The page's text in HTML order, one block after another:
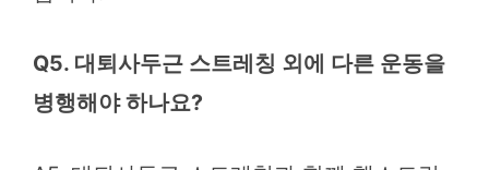
Q5. 대퇴사두근 스트레칭 외에 다른 운동을
병행해야 하나요?